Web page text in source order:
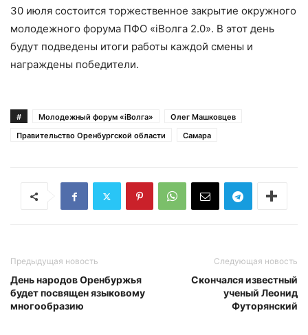
30 июля состоится торжественное закрытие окружного
молодежного форума ПФО «iВолга 2.0». В этот день
будут подведены итоги работы каждой смены и
награждены победители.
# Молодежный форум «iВолга»
Олег Машковцев
Правительство Оренбургской области
Самара
Предыдущая новость
День народов Оренбуржья
будет посвящен языковому
многообразию
Следующая новость
Скончался известный
ученый Леонид
Футорянский